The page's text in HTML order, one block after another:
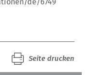
Seite drucken